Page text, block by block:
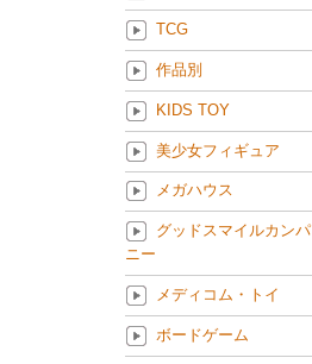
TCG
作品別
KIDS TOY
美少女フィギュア
メガハウス
グッドスマイルカンパ
ニー
メディコム・トイ
ボードゲーム